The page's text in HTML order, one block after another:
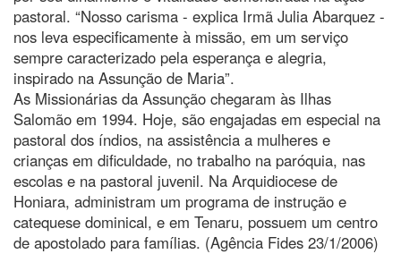
pastoral. “Nosso carisma - explica Irmã Julia Abarquez -
nos leva especificamente à missão, em um serviço
sempre caracterizado pela esperança e alegria,
inspirado na Assunção de Maria”.
As Missionárias da Assunção chegaram às Ilhas
Salomão em 1994. Hoje, são engajadas em especial na
pastoral dos índios, na assistência a mulheres e
crianças em dificuldade, no trabalho na paróquia, nas
escolas e na pastoral juvenil. Na Arquidiocese de
Honiara, administram um programa de instrução e
catequese dominical, e em Tenaru, possuem um centro
de apostolado para famílias. (Agência Fides 23/1/2006)